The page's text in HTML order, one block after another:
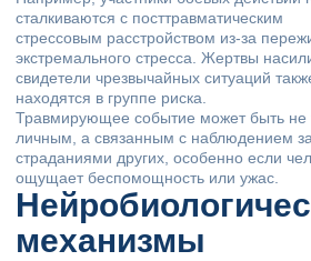
сталкиваются с посттравматическим
стрессовым расстройством из-за
экстремального стресса. Жертвы
свидетели чрезвычайных ситуаций
находятся в группе риска.
Травмирующее событие может быть не
личным, а связанным с наблюдением за
страданиями других, особенно если
ощущает беспомощность или ужас.
механизмы